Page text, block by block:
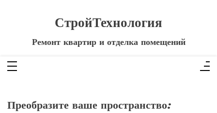
СтройТехнология
Ремонт квартир и отделка помещений
Преобразите ваше пространство: